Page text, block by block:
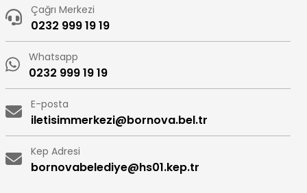
Çağrı Merkezi
0232 999 19 19
Whatsapp
0232 999 19 19
E-posta
iletisimmerkezi@bornova.bel.tr
Kep Adresi
bornovabelediye@hs01.kep.tr